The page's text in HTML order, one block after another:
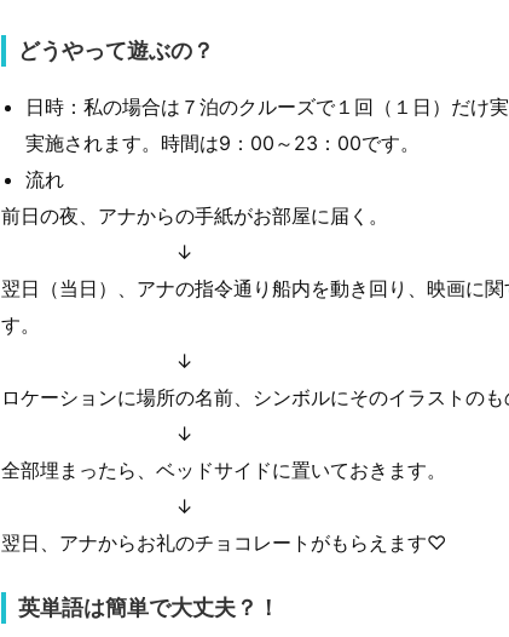
どうやって遊ぶの？
日時：私の場合は７泊のクルーズで１回（１日）だけ
実施されます。時間は9：00～23：00です。
流れ
前日の夜、アナからの手紙がお部屋に届く。
↓
翌日（当日）、アナの指令通り船内を動き回り、映画に
す。
↓
ロケーションに場所の名前、シンボルにそのイラストのも
↓
全部埋まったら、ベッドサイドに置いておきます。
↓
翌日、アナからお礼のチョコレートがもらえます♡
英単語は簡単で大丈夫？！